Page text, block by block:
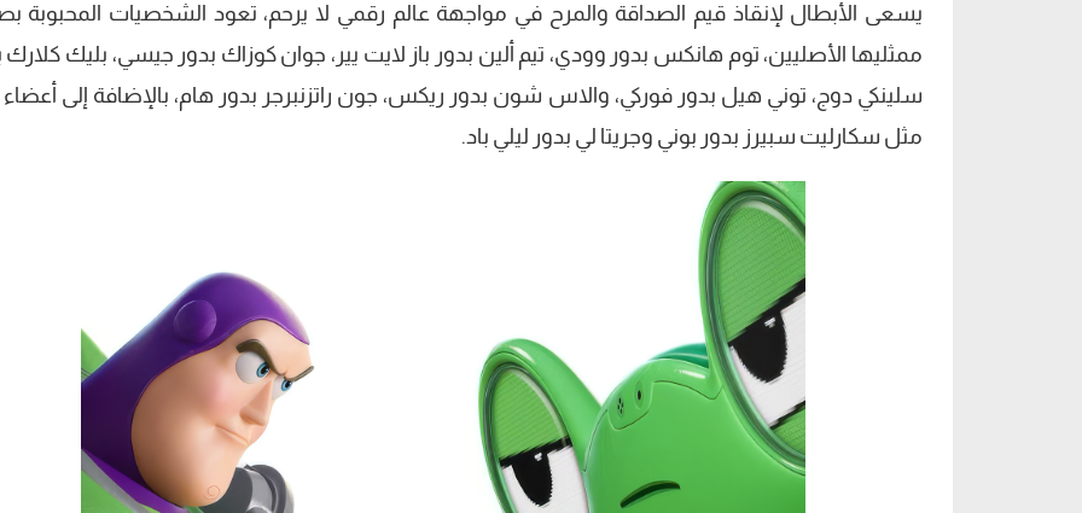
يسعى الأبطال لإنقاذ قيم الصداقة والمرح في مواجهة عالم رقمي لا يرحم، تعود الشخصيات المحبوبة
ممثليها الأصليين، توم هانكس بدور وودي، تيم ألين بدور باز لايت يير، جوان كوزاك بدور جيسي، بليك كلارك
سلينكي دوج، توني هيل بدور فوركي، والاس شون بدور ريكس، جون راتزنبرجر بدور هام، بالإضافة إلى
مثل سكارليت سبيرز بدور بوني وجريتا لي بدور ليلي باد.